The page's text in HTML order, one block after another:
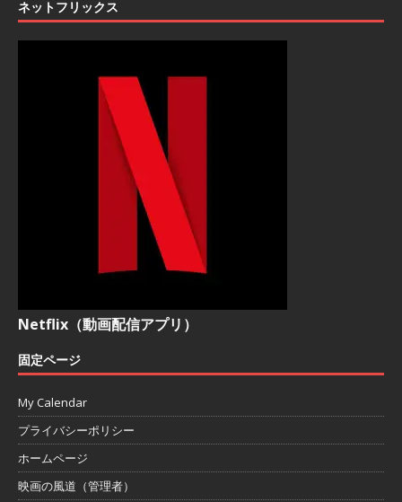
ネットフリックス
Netflix（動画配信アプリ）
固定ページ
My Calendar
プライバシーポリシー
ホームページ
映画の風道（管理者）